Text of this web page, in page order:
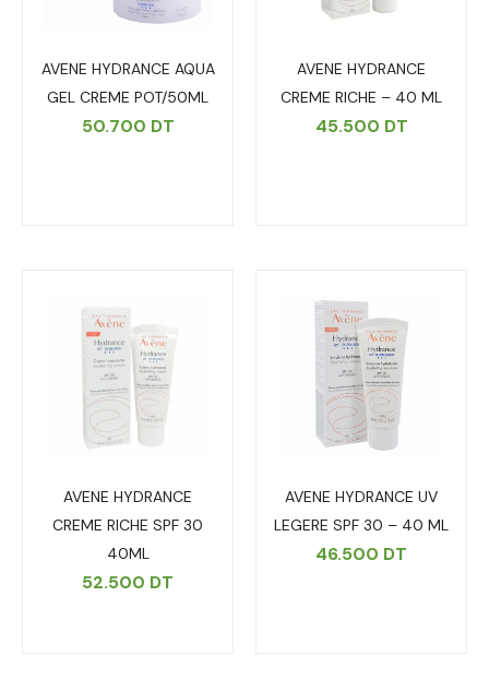
AVENE HYDRANCE AQUA
GEL CREME POT/50ML
50.700 DT
AVENE HYDRANCE
CREME RICHE – 40 ML
45.500 DT
AVENE HYDRANCE
CREME RICHE SPF 30
40ML
52.500 DT
AVENE HYDRANCE UV
LEGERE SPF 30 – 40 ML
46.500 DT